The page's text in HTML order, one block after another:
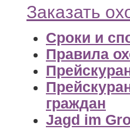
Заказать
Сроки и
Правила
граждан
Jagd im